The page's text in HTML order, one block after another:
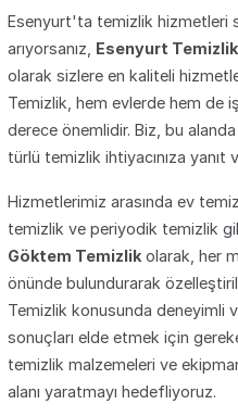
Esenyurt'ta temizlik hizmetleri
arıyorsanız, Esenyurt
olarak sizlere en kaliteli
Temizlik, hem evlerde hem de
derece önemlidir. Biz, bu
türlü temizlik ihtiyacınıza yanıt
Hizmetlerimiz arasında ev
temizlik ve periyodik temizlik
Göktem Temizlik olarak, her
önünde bulundurarak
Temizlik konusunda deneyimli
sonuçları elde etmek için
temizlik malzemeleri ve
alanı yaratmayı hedefliyoruz.